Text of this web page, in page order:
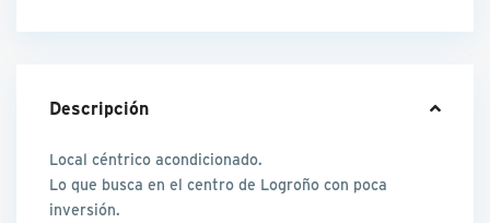
Descripción
Local céntrico acondicionado.
Lo que busca en el centro de Logroño con poca
inversión.